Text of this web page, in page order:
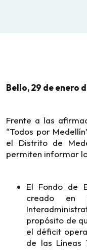
Bello, 29 de enero
Frente a las
“Todos por
el Distrito de
permiten informar
El Fondo de
creado en
propósito de
el déficit
de las Líneas